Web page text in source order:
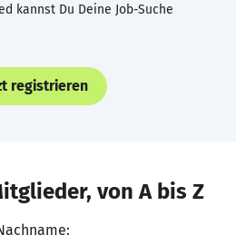
kannst Du Deine Job-Suche
registrieren
von A bis Z